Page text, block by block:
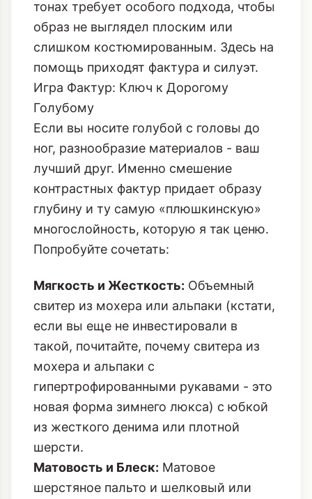
тонах требует особого подхода, чтобы
образ не выглядел плоским или
слишком костюмированным. Здесь на
помощь приходят фактура и силуэт.
Игра Фактур: Ключ к Дорогому
Голубому
Если вы носите голубой с головы до
ног, разнообразие материалов - ваш
лучший друг. Именно смешение
контрастных фактур придает образу
глубину и ту самую «плюшкинскую»
многослойность, которую я так ценю.
Попробуйте сочетать:
Мягкость и Жесткость: Объемный
свитер из мохера или альпаки (кстати,
если вы еще не инвестировали в
такой, почитайте, почему свитера из
мохера и альпаки с
гипертрофированными рукавами - это
новая форма зимнего люкса) с юбкой
из жесткого денима или плотной
шерсти.
Матовость и Блеск: Матовое
шерстяное пальто и шелковый или